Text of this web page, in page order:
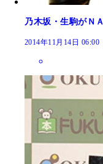
乃木坂・生駒がＮ
2014年11月14日 06:00